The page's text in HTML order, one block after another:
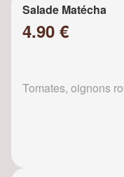
Salade Matécha
4.90 €
Tomates, oignons